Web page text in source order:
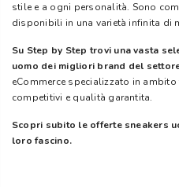
stile e a ogni personalità. Sono
disponibili in una varietà infinita di
Su Step by Step trovi una vasta
uomo dei migliori brand del
eCommerce specializzato in
competitivi e qualità garantita.
Scopri subito le offerte sneakers
loro fascino.